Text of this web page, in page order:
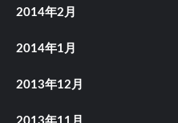
2014年2月
2014年1月
2013年12月